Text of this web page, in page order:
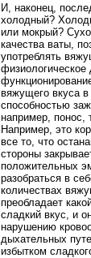
И, наконец,
холодный?
или мокрый?
качества ваты,
употреблять
физиологическое
вяжущего вкуса
способностью
например, понос,
Например, это
все то, что
стороны
положительных
разобраться в
количествах
преобладает
сладкий вкус, и
нарушению
дыхательных
избытком